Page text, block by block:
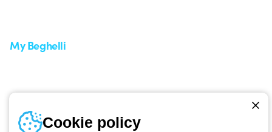
My Beghelli
Documentazione e software
Iscriviti alla newsletter
Cookie policy